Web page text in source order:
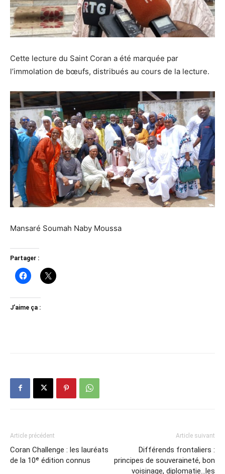
Cette lecture du Saint Coran a été marquée par
l’immolation de bœufs, distribués au cours de la lecture.
Mansaré Soumah Naby Moussa
Partager :
J’aime ça :
Article précédent
Coran Challenge : les lauréats
de la 10ᵉ édition connus
Article suivant
Différends frontaliers :
principes de souveraineté, bon
voisinage, diplomatie…les